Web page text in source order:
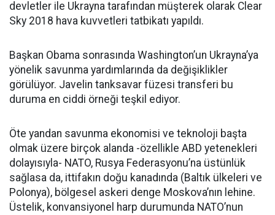
devletler ile Ukrayna tarafından müşterek olarak Clear
Sky 2018 hava kuvvetleri tatbikatı yapıldı.
Başkan Obama sonrasında Washington’un Ukrayna’ya
yönelik savunma yardımlarında da değişiklikler
görülüyor. Javelin tanksavar füzesi transferi bu
duruma en ciddi örneği teşkil ediyor.
Öte yandan savunma ekonomisi ve teknoloji başta
olmak üzere birçok alanda -özellikle ABD yetenekleri
dolayısıyla- NATO, Rusya Federasyonu’na üstünlük
sağlasa da, ittifakın doğu kanadında (Baltık ülkeleri ve
Polonya), bölgesel askeri denge Moskova’nın lehine.
Üstelik, konvansiyonel harp durumunda NATO’nun